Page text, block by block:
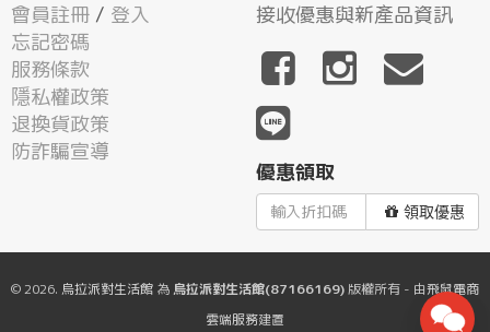
會員註冊 / 登入
忘記密碼
服務條款
隱私權政策
退換貨政策
防詐騙宣導
接收優惠與新產品資訊
優惠領取
領取優惠
© 2026. 烏拉派對生活館 為 烏拉派對生活館(87166169)版權所有 - 由飛鼠電商
雲端服務建置